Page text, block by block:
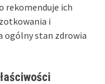
rekomenduje ich
i
ogólny stan zdrowia